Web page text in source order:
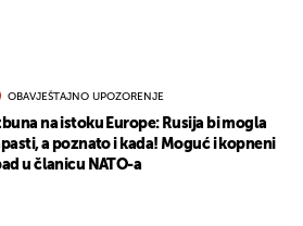
OBAVJEŠTAJNO UPOZORENJE
na istoku Europe: Rusija bi mogla
a poznato i kada! Moguć i kopneni
u članicu NATO-a